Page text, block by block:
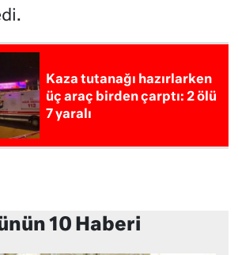
Kaza tutanağı hazırlarken
üç araç birden çarptı: 2 ölü
7 yaralı
10 Haberi